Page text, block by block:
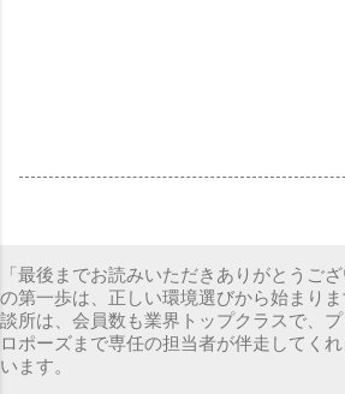
「最後までお読みいただきありがとうご
の第一歩は、正しい環境選びから始まり
談所は、会員数も業界トップクラスで、
ロポーズまで専任の担当者が伴走してく
います。